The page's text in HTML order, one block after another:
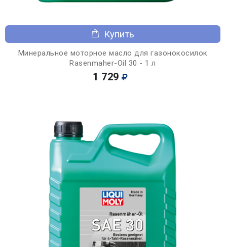
Купить
Минеральное моторное масло для газонокосилок
Rasenmaher-Oil 30 - 1 л
1 729